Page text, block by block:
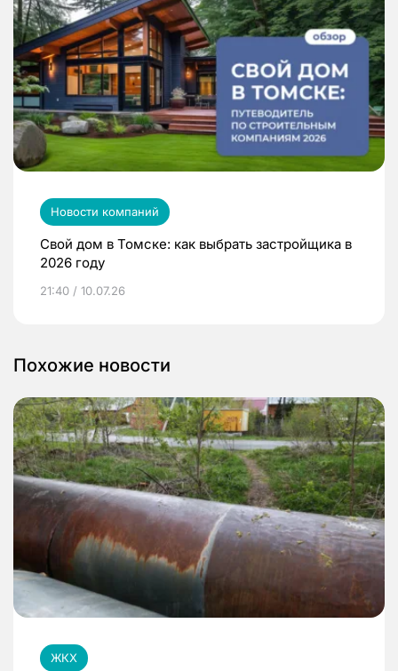
Новости компаний
Свой дом в Томске: как выбрать застройщика в
2026 году
21:40 / 10.07.26
Похожие новости
ЖКХ